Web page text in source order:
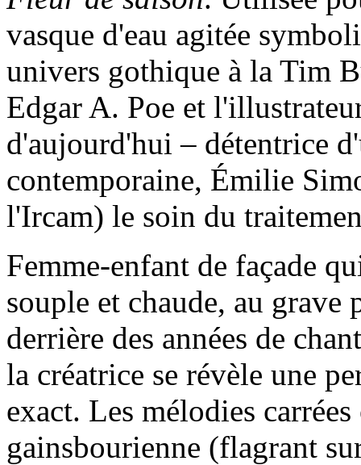
vasque d'eau agitée
univers gothique à la Tim
Edgar A. Poe et
d'aujourd'hui – détentrice
contemporaine, Émilie
l'Ircam) le soin du
Femme-enfant de façade
souple et chaude, au
derrière des années de
la créatrice se révèle une
exact. Les mélodies
gainsbourienne (flagrant